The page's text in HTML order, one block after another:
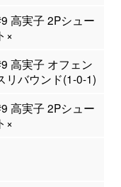
高実子 2Pシュー
×
高実子 オフェン
リバウンド(1-0-1)
高実子 2Pシュー
×